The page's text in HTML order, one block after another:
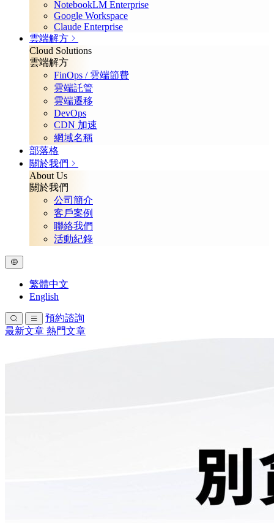
NotebookLM Enterprise
Google Workspace
Claude Enterprise
雲端解方
Cloud Solutions
雲端解方
FinOps / 雲端節費
雲端託管
雲端遷移
DevOps
CDN 加速
網域名稱
部落格
關於我們
About Us
關於我們
公司簡介
客戶案例
聯絡我們
活動紀錄
繁體中文
English
預約諮詢
最新文章 熱門文章